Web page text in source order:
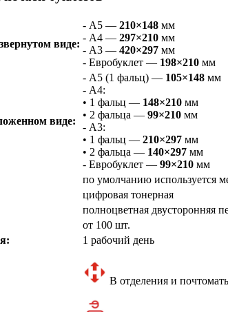
виде:
- А5 — 210×148 мм
- А4 — 297×210 мм
- А3 — 420×297 мм
- Евробуклет — 198×210 мм
виде:
- А5 (1 фальц) — 105×148 мм
- А4:
• 1 фальц — 148×210 мм
• 2 фальца — 99×210 мм
- А3:
• 1 фальц — 210×297 мм
• 2 фальца — 140×297 мм
- Евробуклет — 99×210 мм
по умолчанию используется
цифровая тонерная
полноцветная двусторонняя
от 100 шт.
1 рабочий день
В отделения и